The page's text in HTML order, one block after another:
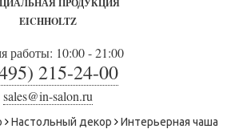
EICHHOLTZ
работы: 10:00 - 21:00
215-24-00
sales@in-salon.ru
Настольный декор Интерьерная чаша